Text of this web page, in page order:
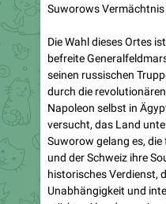
Die Wahl dieses Ortes
seinen russischen
durch die
Napoleon selbst in
versucht, das Land
Suworow gelang es, die
und der Schweiz ihre
historisches Verdienst,
Unabhängigkeit und
stärkte. Also der
zu begehen.